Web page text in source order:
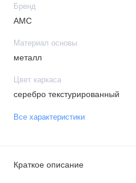
Бренд
АМС
Материал основы
металл
Цвет каркаса
серебро текстурированный
Все характеристики
Краткое описание